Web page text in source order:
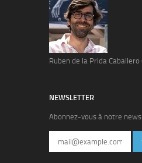
Ruben de la Prida Caballero
NEWSLETTER
Abonnez-vous à notre